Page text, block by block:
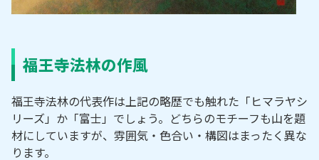
福王寺法林の作風
福王寺法林の代表作は上記の略歴でも触れた「ヒマラヤシ
リーズ」か「富士」でしょう。どちらのモチーフも山を題
材にしていますが、雰囲気・色合い・構図はまったく異な
ります。